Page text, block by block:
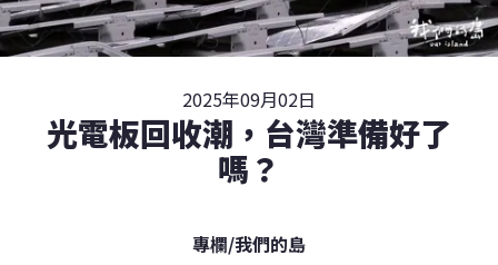
2025年09月02日
光電板回收潮，台灣準備好了
嗎？
專欄/我們的島